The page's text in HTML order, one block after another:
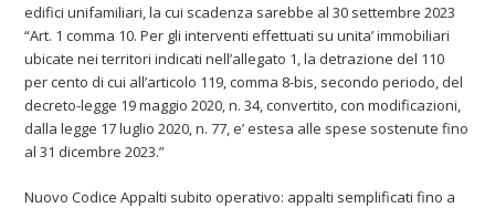
edifici unifamiliari, la cui scadenza sarebbe al 30 settembre 2023
“Art. 1 comma 10. Per gli interventi effettuati su unita’ immobiliari
ubicate nei territori indicati nell’allegato 1, la detrazione del 110
per cento di cui all’articolo 119, comma 8-bis, secondo periodo, del
decreto-legge 19 maggio 2020, n. 34, convertito, con modificazioni,
dalla legge 17 luglio 2020, n. 77, e’ estesa alle spese sostenute fino
al 31 dicembre 2023.”
Nuovo Codice Appalti subito operativo: appalti semplificati fino a